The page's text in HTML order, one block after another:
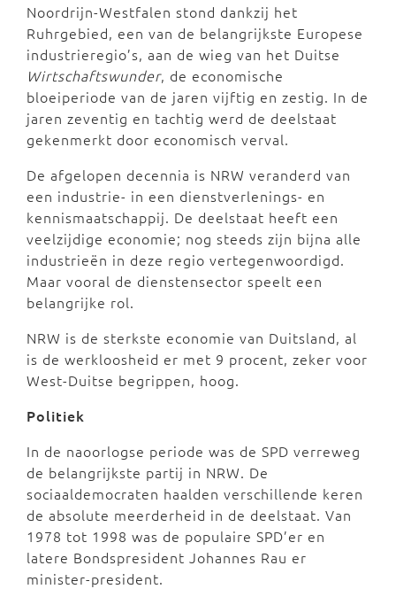
Noordrijn-Westfalen stond dankzij het
Ruhrgebied, een van de belangrijkste Europese
industrieregio’s, aan de wieg van het Duitse
Wirtschaftswunder, de economische
bloeiperiode van de jaren vijftig en zestig. In de
jaren zeventig en tachtig werd de deelstaat
gekenmerkt door economisch verval.
De afgelopen decennia is NRW veranderd van
een industrie- in een dienstverlenings- en
kennismaatschappij. De deelstaat heeft een
veelzijdige economie; nog steeds zijn bijna alle
industrieën in deze regio vertegenwoordigd.
Maar vooral de dienstensector speelt een
belangrijke rol.
NRW is de sterkste economie van Duitsland, al
is de werkloosheid er met 9 procent, zeker voor
West-Duitse begrippen, hoog.
Politiek
In de naoorlogse periode was de SPD verreweg
de belangrijkste partij in NRW. De
sociaaldemocraten haalden verschillende keren
de absolute meerderheid in de deelstaat. Van
1978 tot 1998 was de populaire SPD’er en
latere Bondspresident Johannes Rau er
minister-president.